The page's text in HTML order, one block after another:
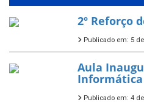
2º Reforço
Publicado em: 5
Aula
Informática
Publicado em: 4